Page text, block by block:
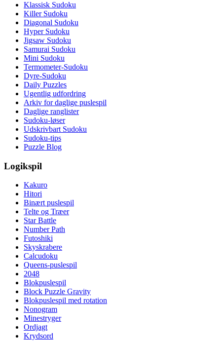
Klassisk Sudoku
Killer Sudoku
Diagonal Sudoku
Hyper Sudoku
Jigsaw Sudoku
Samurai Sudoku
Mini Sudoku
Termometer-Sudoku
Dyre-Sudoku
Daily Puzzles
Ugentlig udfordring
Arkiv for daglige puslespil
Daglige ranglister
Sudoku-løser
Udskrivbart Sudoku
Sudoku-tips
Puzzle Blog
Logikspil
Kakuro
Hitori
Binært puslespil
Telte og Træer
Star Battle
Number Path
Futoshiki
Skyskrabere
Calcudoku
Queens-puslespil
2048
Blokpuslespil
Block Puzzle Gravity
Blokpuslespil med rotation
Nonogram
Minestryger
Ordjagt
Krydsord